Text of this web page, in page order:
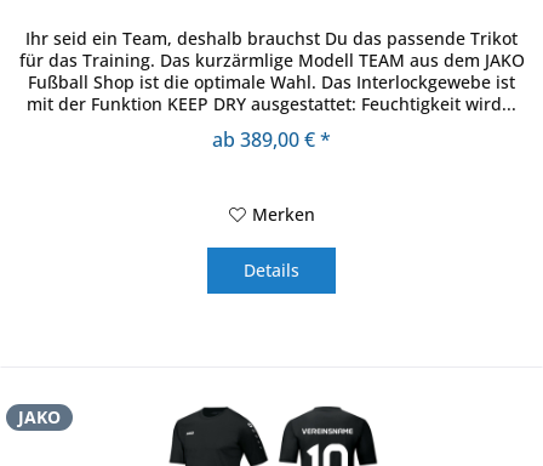
Ihr seid ein Team, deshalb brauchst Du das passende Trikot
für das Training. Das kurzärmlige Modell TEAM aus dem JAKO
Fußball Shop ist die optimale Wahl. Das Interlockgewebe ist
mit der Funktion KEEP DRY ausgestattet: Feuchtigkeit wird...
ab 389,00 € *
Merken
Details
JAKO